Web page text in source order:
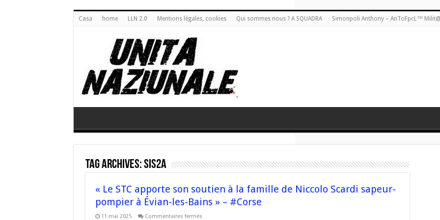
Casa home LLN 2.0 Mentions légales, cookies Qui sommes nous ? A SQUADRA Simonpoli Anthony – AnToFpcL™
Tag Archives:SIS2A
« Le STC apporte son soutien à la famille de Niccolo Scardi sapeur-
pompier à Évian-les-Bains » – #Corse
11 mai 2025 Commentaires ferméssur